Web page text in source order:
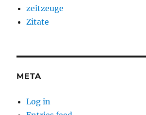
zeitzeuge
Zitate
META
Log in